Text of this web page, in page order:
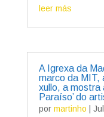
leer más
A Igrexa da
marco da MIT,
xullo, a mostra
Paraíso’ do
por martinho